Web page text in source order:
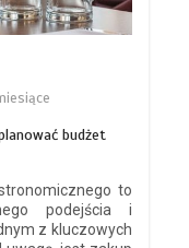
budżet
to
podejścia i
z kluczowych